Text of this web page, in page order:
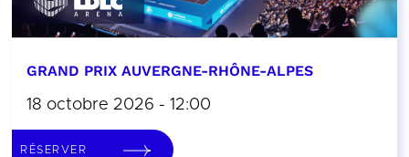
GRAND PRIX AUVERGNE-RHÔNE-ALPES
18 octobre 2026 - 12:00
RÉSERVER